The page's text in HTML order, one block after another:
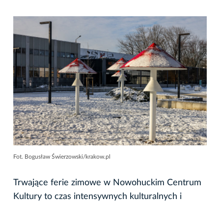
Fot. Bogusław Świerzowski/krakow.pl
Trwające ferie zimowe w Nowohuckim Centrum
Kultury to czas intensywnych kulturalnych i